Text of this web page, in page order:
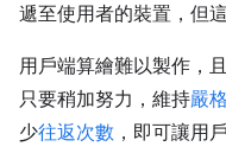
遞至使用者的裝置，但
用戶端算繪難以製作，
只要稍加努力，維持嚴
少往返次數 ，即可讓用